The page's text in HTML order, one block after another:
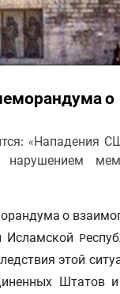
о
«Нападения
нарушением
о
этой
Штатов и